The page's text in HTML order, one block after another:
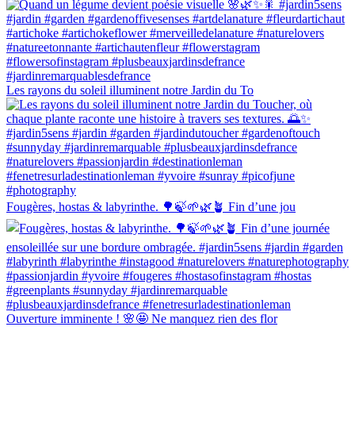
Les rayons du soleil illuminent notre Jardin du To
Fougères, hostas & labyrinthe. 🌳🍃🌱🌿🪴 Fin d’une jou
Ouverture imminente ! 🌸🤩 Ne manquez rien des flor